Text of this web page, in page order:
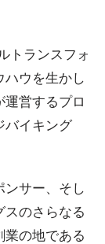
トランスフォ
ハウを生かし
営するプロ
バイキング
ンサー、そし
スのさらなる
業の地である